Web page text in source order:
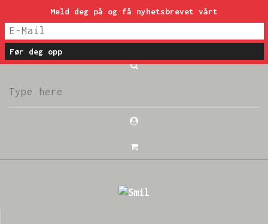
post@smil-luzern.ch
Meld deg på og få nyhetsbrevet vårt